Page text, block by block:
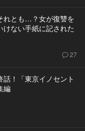
れとも…？女が復讐を
ない手紙に記された
27
話！「東京イノセント
編